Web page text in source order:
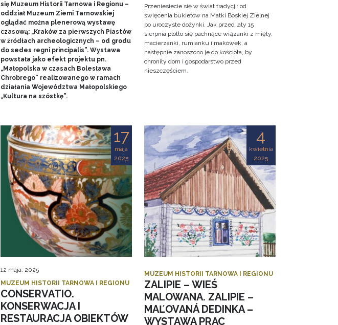
się Muzeum Historii Tarnowa i Regionu –
oddział Muzeum Ziemi Tarnowskiej
oglądać można plenerową wystawę
czasową: „Kraków za pierwszych Piastów
w źródłach archeologicznych – od grodu
do sedes regni principalis”. Wystawa
powstała jako efekt projektu pn.
„Małopolska w czasach Bolesława
Chrobrego” realizowanego w ramach
działania Województwa Małopolskiego
„Kultura na szóstkę”.
Przeniesiecie się w świat tradycji: od
święcenia bukietów na Matki Boskiej Zielnej
po uroczyste dożynki. Jak przed laty 15
sierpnia plotło się pachnące wiązanki z mięty,
macierzanki, rumianku i makówek, a
następnie zanoszono je do kościoła, by
chroniły dom i gospodarstwo przed
nieszczęściem.
17
maja
2025
12 maja, 2025
MUZEUM HISTORII TARNOWA I REGIONU
CONSERVATIO.
KONSERWACJA I
RESTAURACJA OBIEKTÓW
4
kwietnia
2025
MUZEUM HISTORII TARNOWA I REGIONU
ZALIPIE – WIEŚ
MALOWANA. ZALIPIE –
MAĽOVANÁ DEDINKA –
WYSTAWA PRAC